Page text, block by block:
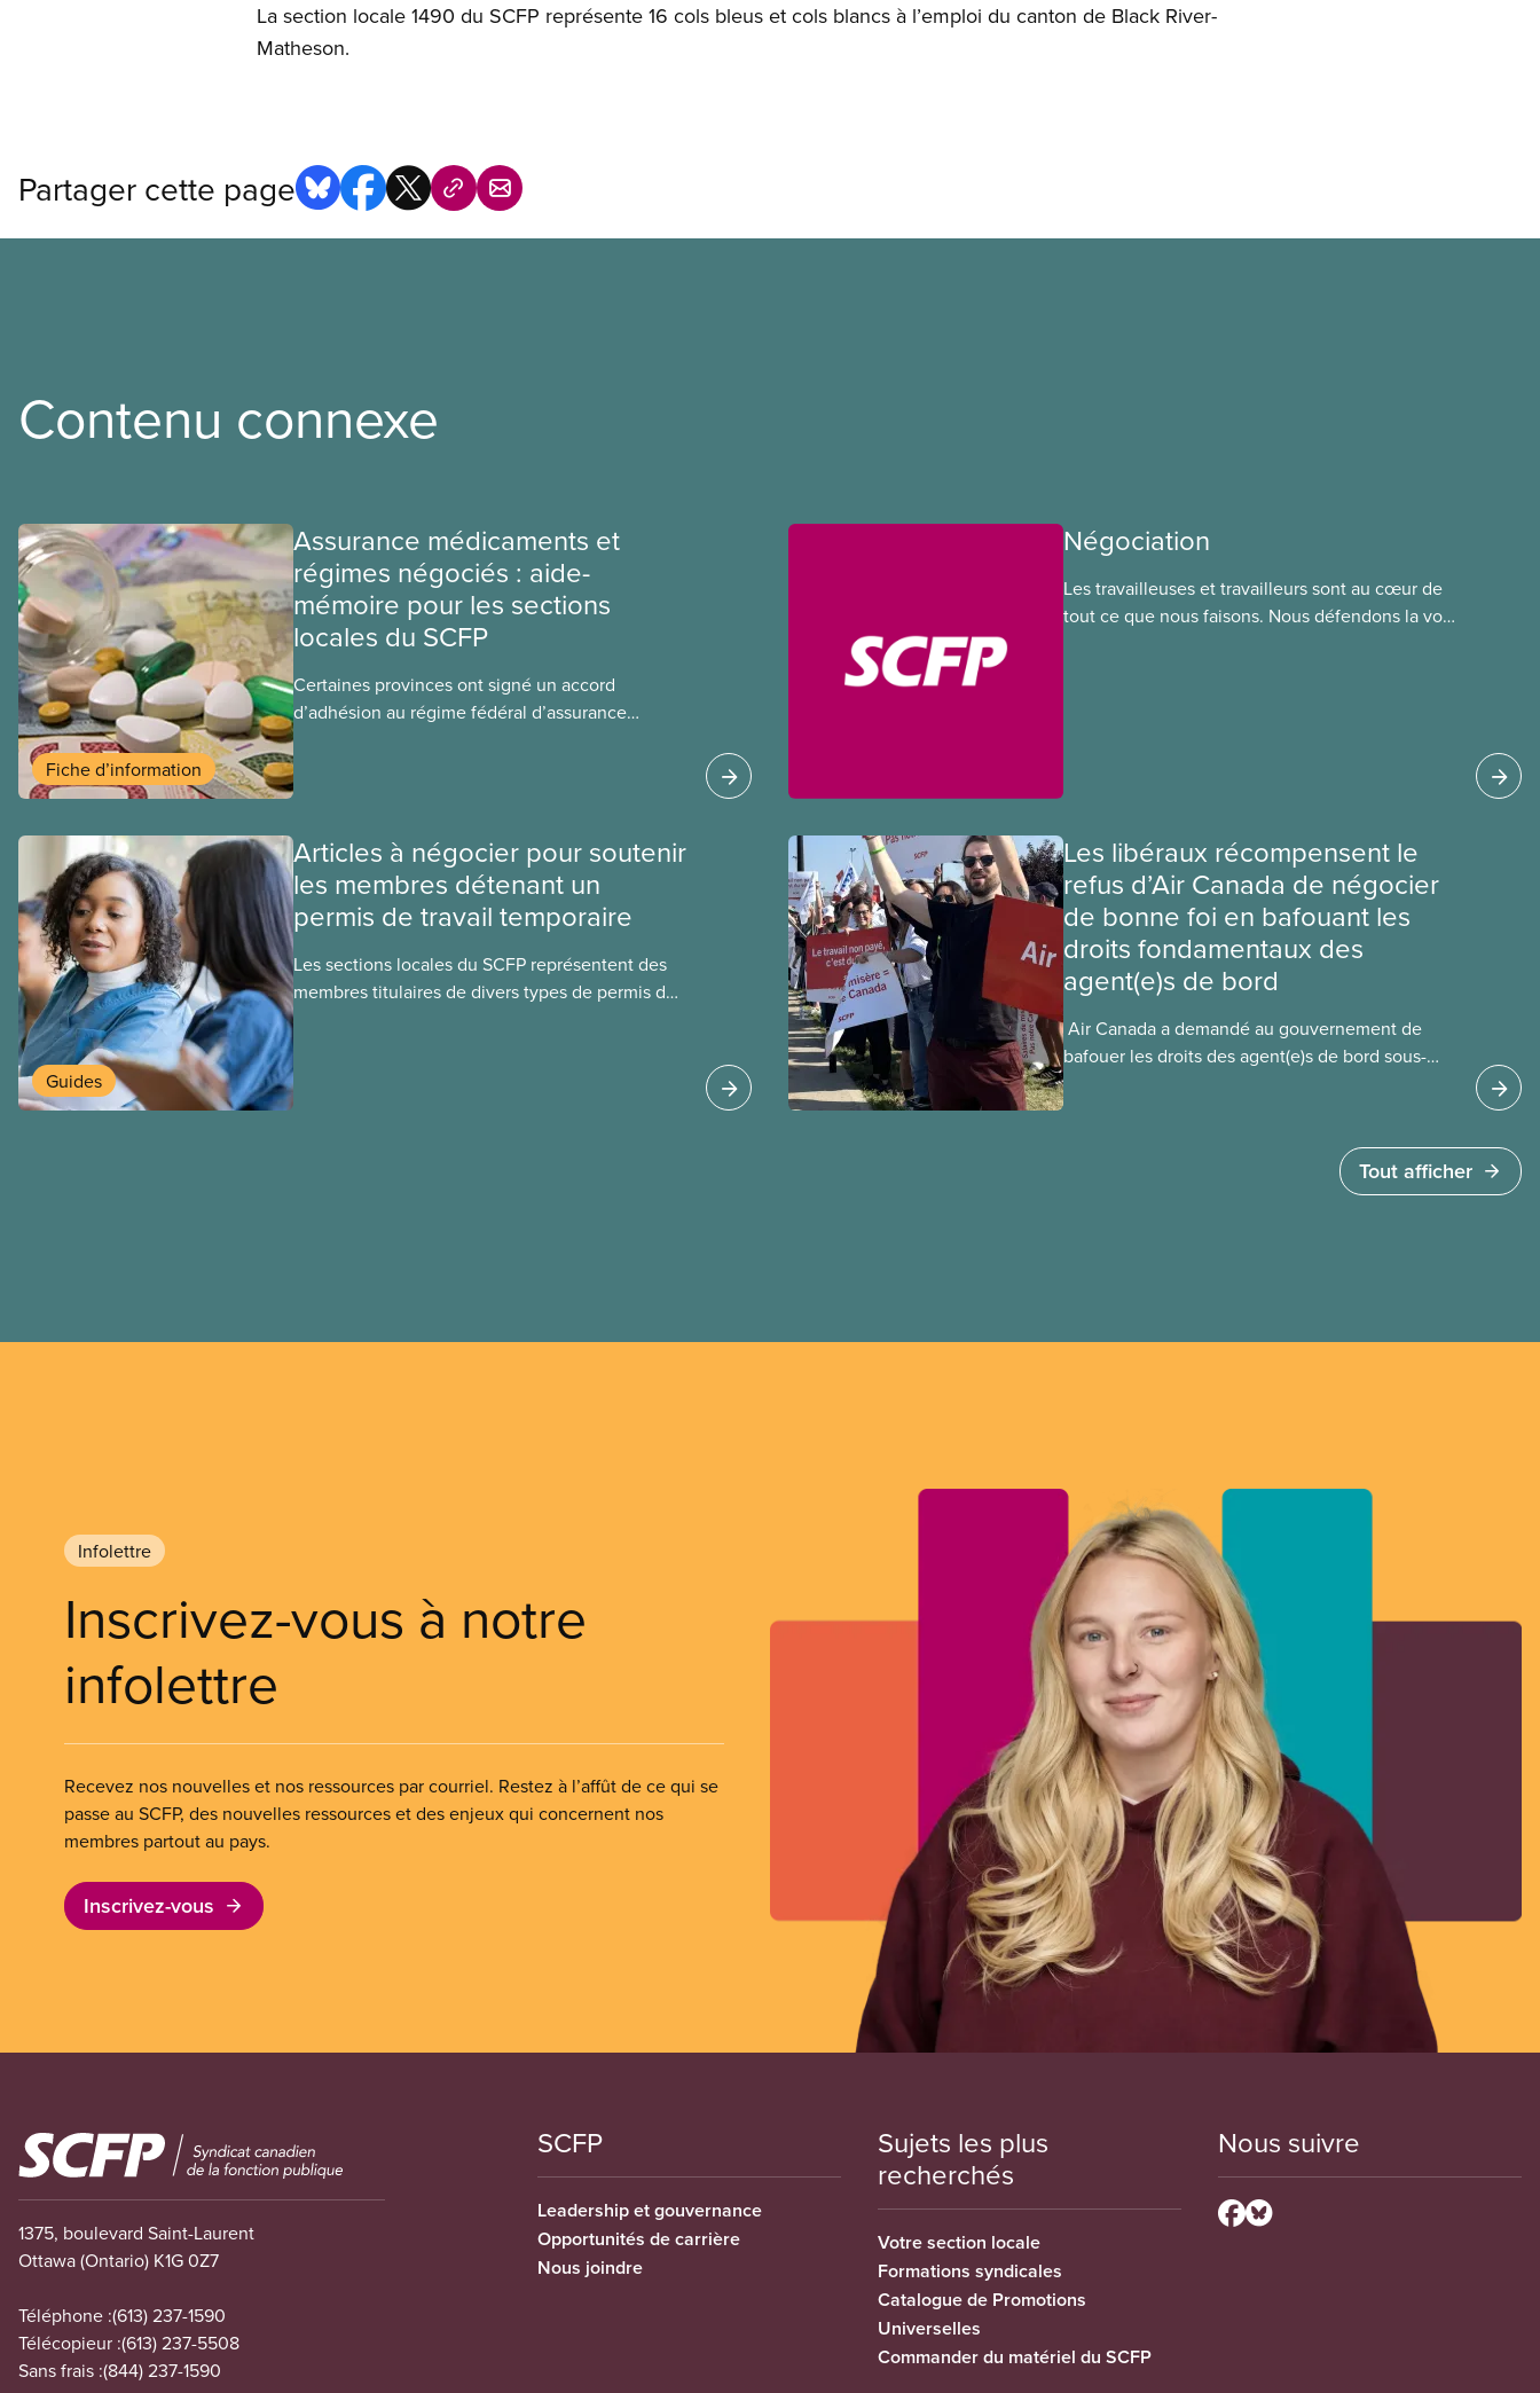
La section locale 1490 du SCFP représente 16 cols bleus et cols blancs à l’emploi du canton de Black River-
Matheson.
Partager cette page
Contenu connexe
Fiche d’information
Assurance médicaments et
régimes négociés : aide-
mémoire pour les sections
locales du SCFP
Certaines provinces ont signé un accord
d’adhésion au régime fédéral d’assurance
Négociation
Les travailleuses et travailleurs sont au cœur de
tout ce que nous faisons. Nous défendons la voix
Guides
Articles à négocier pour soutenir
les membres détenant un
permis de travail temporaire
Les sections locales du SCFP représentent des
membres titulaires de divers types de permis de
Les libéraux récompensent le
refus d’Air Canada de négocier
de bonne foi en bafouant les
droits fondamentaux des
agent(e)s de bord
​ Air Canada a demandé au gouvernement de
bafouer les droits des agent(e)s de bord sous-
de l’entreprise. Le gouvernement libéral a
invoqué l’article 107 du Code canadien du travail
Tout afficher
Infolettre
Inscrivez-vous à notre
infolettre
Recevez nos nouvelles et nos ressources par courriel. Restez à l’affût de ce qui se
passe au SCFP, des nouvelles ressources et des enjeux qui concernent nos
membres partout au pays.
Inscrivez-vous
Image
1375, boulevard Saint-Laurent
Ottawa (Ontario) K1G 0Z7
Téléphone :(613) 237-1590
Télécopieur :(613) 237-5508
Sans frais :(844) 237-1590
SCFP
Leadership et gouvernance
Opportunités de carrière
Nous joindre
Sujets les plus
recherchés
Votre section locale
Formations syndicales
Catalogue de Promotions
Universelles
Commander du matériel du SCFP
Nous suivre